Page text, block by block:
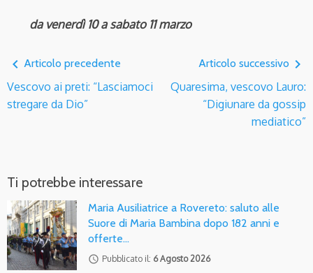
da venerdì 10 a sabato 11 marzo
navigate_before Articolo precedente
Vescovo ai preti: “Lasciamoci
stregare da Dio”
Articolo successivo navigate_next
Quaresima, vescovo Lauro:
“Digiunare da gossip
mediatico”
Ti potrebbe interessare
Maria Ausiliatrice a Rovereto: saluto alle
Suore di Maria Bambina dopo 182 anni e
offerte…
access_time Pubblicato il: 6 Agosto 2026